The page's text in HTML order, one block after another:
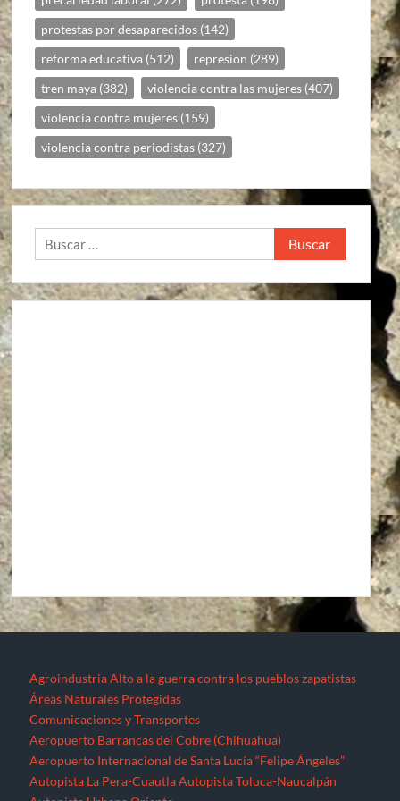
protestas por desaparecidos (142)
reforma educativa (512) represion (289)
tren maya (382) violencia contra las mujeres (407)
violencia contra mujeres (159)
violencia contra periodistas (327)
Buscar:
Agroindustria Alto a la guerra contra los pueblos zapatistas
Áreas Naturales Protegidas
Comunicaciones y Transportes
Aeropuerto Barrancas del Cobre (Chihuahua)
Aeropuerto Internacional de Santa Lucía “Felipe Ángeles”
Autopista La Pera-Cuautla Autopista Toluca-Naucalpán